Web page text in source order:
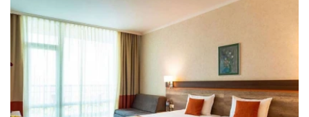
Kipra
Dominikānas Republika
Tanzānija